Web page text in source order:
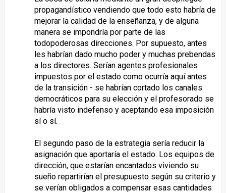
propagandístico vendiendo que todo esto habría de
mejorar la calidad de la enseñanza, y de alguna
manera se impondría por parte de las
todopoderosas direcciones. Por supuesto, antes
les habrían dado mucho poder y muchas prebendas
a los directores. Serían agentes profesionales
impuestos por el estado como ocurría aquí antes
de la transición - se habrían cortado los canales
democráticos para su elección y el profesorado se
habría visto indefenso y aceptando esa imposición
sí o sí.
El segundo paso de la estrategia sería reducir la
asignación que aportaría el estado. Los equipos de
dirección, que estarían encantados viviendo su
sueño repartirían el presupuesto según su criterio y
se verían obligados a compensar esas cantidades